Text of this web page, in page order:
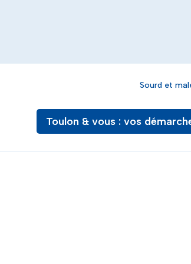
Sourd et
Toulon & vous : vos